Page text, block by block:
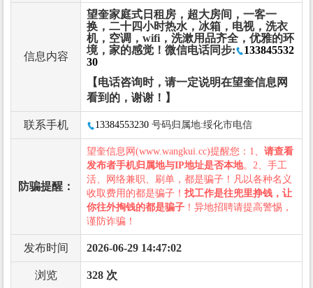
信息内容
望奎家庭式日租房，超大房间，一客一
换，二十四小时热水，冰箱，电视，洗衣
机，空调，wifi，洗漱用品齐全，优雅的环
境，家的感觉！微信电话同步:
133845532
30
【电话咨询时，请一定说明在望奎信息网
看到的，谢谢！】
联系手机 13384553230 号码归属地:绥化市电信
防骗提醒：
望奎信息网(www.wangkui.cc)提醒您：1、 请查看
发布者手机归属地与IP地址是否本地。2、手工
活、网络兼职、刷单，都是骗子！凡以各种名义
收取费用的都是骗子！ 找工作是往兜里挣钱，让
你往外掏钱的都是骗子 ！异地招聘请提高警惕，
谨防诈骗！
发布时间 2026-06-29 14:47:02
浏览 328 次